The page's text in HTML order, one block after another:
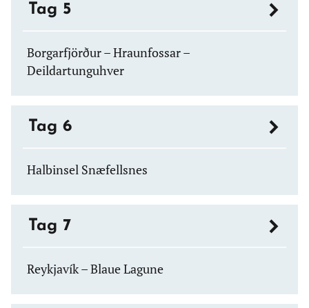
Tag 5
Borgarfjörður – Hraunfossar –
Deildartunguhver
Tag 6
Halbinsel Snæfellsnes
Tag 7
Reykjavík – Blaue Lagune